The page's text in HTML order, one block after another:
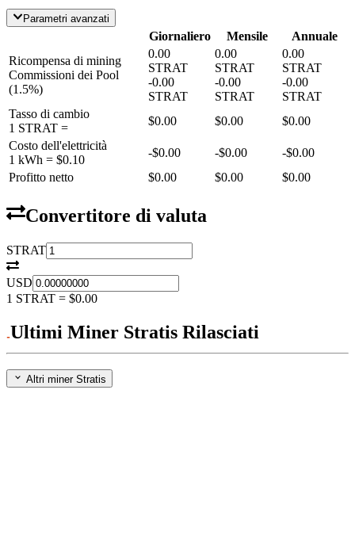
Parametri avanzati
Giornaliero Mensile
Annuale
Ricompensa di mining
Commissioni dei Pool
(1.5%)
0.00
STRAT
-0.00
STRAT
0.00
STRAT
-0.00
STRAT
0.00
STRAT
-0.00
STRAT
Tasso di cambio
1 STRAT =
$0.00 $0.00
$0.00
Costo dell'elettricità
1 kWh = $0.10
-$0.00 -$0.00 -$0.00
Profitto netto
$0.00 $0.00 $0.00
Convertitore di valuta
STRAT
USD
1 STRAT = $0.00
Ultimi Miner Stratis Rilasciati
Altri miner Stratis